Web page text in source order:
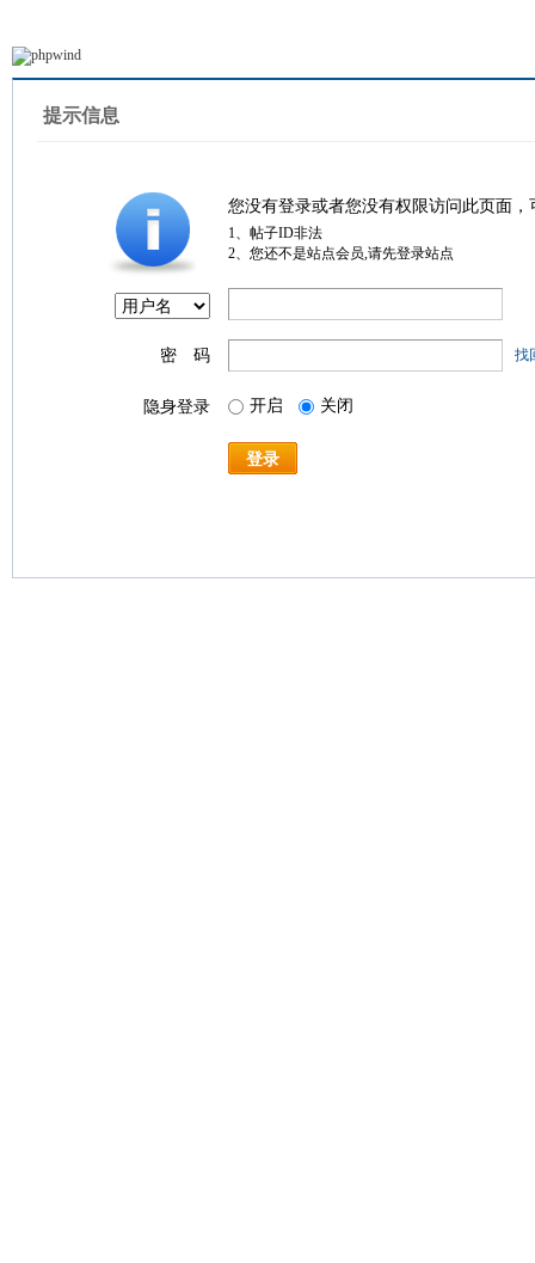
提示信息
您没有登录或者您没有权限访问此页面
1、帖子ID非法
2、您还不是站点会员,请先登录站点
密 码 找
隐身登录 开启 关闭
登录